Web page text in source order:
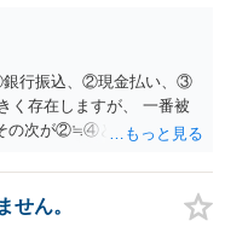
なられてみてください。
ト） https://www.courts.g
銀行振込、②現金払い、③
く存在しますが、 一番被
の次が②≒④となります。
る手段はすでに回答したこ
護士会の消費者系に関する
られて一度相談を受けられ
せん。